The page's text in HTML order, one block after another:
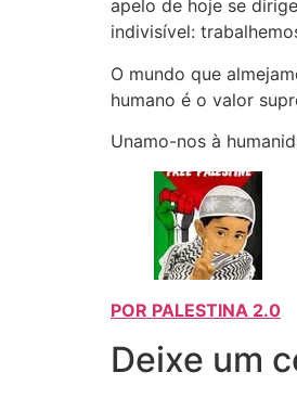
apelo de hoje se
indivisível:
O mundo que
humano é o valor
Unamo-nos à
POR PALESTINA 2.0
Deixe um